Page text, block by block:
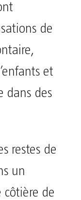
de
et
dans des
restes de
un
côtière de